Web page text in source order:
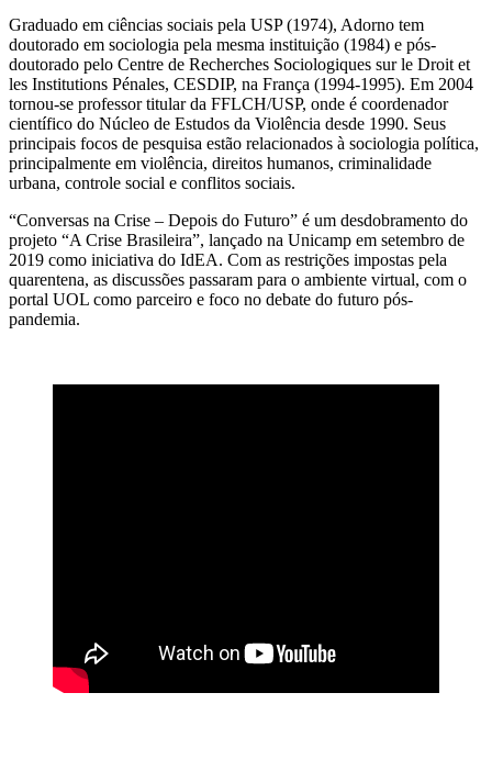
Graduado em ciências sociais pela USP (1974), Adorno tem
doutorado em sociologia pela mesma instituição (1984) e pós-
doutorado pelo Centre de Recherches Sociologiques sur le Droit et
les Institutions Pénales, CESDIP, na França (1994-1995). Em 2004
tornou-se professor titular da FFLCH/USP, onde é coordenador
científico do Núcleo de Estudos da Violência desde 1990. Seus
principais focos de pesquisa estão relacionados à sociologia política,
principalmente em violência, direitos humanos, criminalidade
urbana, controle social e conflitos sociais.
“Conversas na Crise – Depois do Futuro” é um desdobramento do
projeto “A Crise Brasileira”, lançado na Unicamp em setembro de
2019 como iniciativa do IdEA. Com as restrições impostas pela
quarentena, as discussões passaram para o ambiente virtual, com o
portal UOL como parceiro e foco no debate do futuro pós-
pandemia.